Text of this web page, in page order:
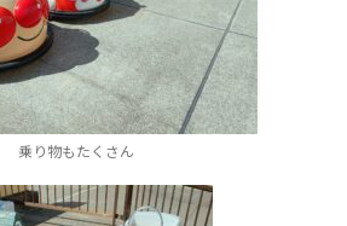
乗り物もたくさん